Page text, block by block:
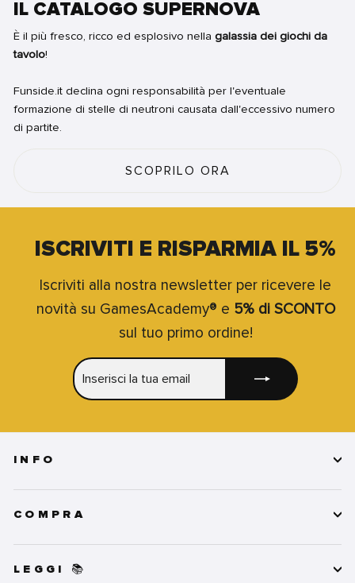
IL CATALOGO SUPERNOVA
È il più fresco, ricco ed esplosivo nella galassia dei giochi da
tavolo!
Funside.it declina ogni responsabilità per l'eventuale
formazione di stelle di neutroni causata dall'eccessivo numero
di partite.
SCOPRILO ORA
ISCRIVITI E RISPARMIA IL 5%
Iscriviti alla nostra newsletter per ricevere le
novità su GamesAcademy® e 5% di SCONTO
sul tuo primo ordine!
LA
INFO
COMPRA
LEGGI 📚